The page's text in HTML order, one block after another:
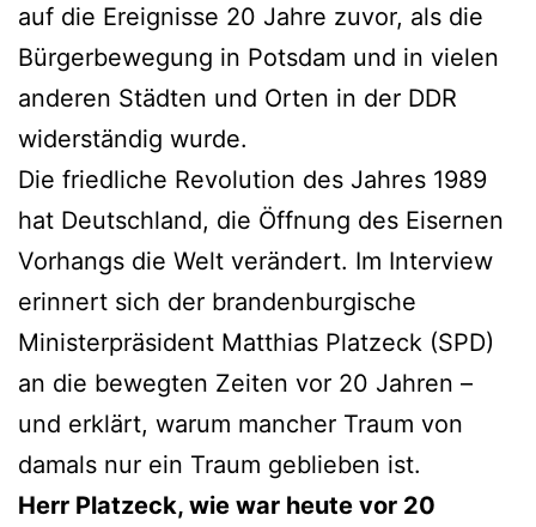
auf die Ereignisse 20 Jahre zuvor, als die
Bürgerbewegung in Potsdam und in vielen
anderen Städten und Orten in der DDR
widerständig wurde.
Die friedliche Revolution des Jahres 1989
hat Deutschland, die Öffnung des Eisernen
Vorhangs die Welt verändert. Im Interview
erinnert sich der brandenburgische
Ministerpräsident Matthias Platzeck (SPD)
an die bewegten Zeiten vor 20 Jahren –
und erklärt, warum mancher Traum von
damals nur ein Traum geblieben ist.
Herr Platzeck, wie war heute vor 20